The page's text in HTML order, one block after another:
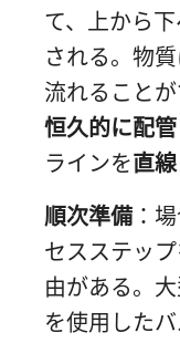
て、上から
される。物
流れること
恒久的に配
ラインを直線
順次準備 ：
セスステッ
由がある。
を使用した